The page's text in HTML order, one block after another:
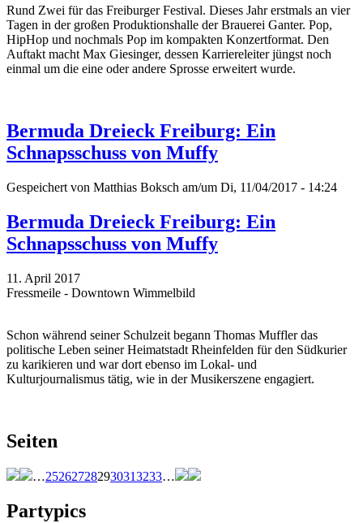
Rund Zwei für das Freiburger Festival. Dieses Jahr erstmals an vier
Tagen in der großen Produktionshalle der Brauerei Ganter. Pop,
HipHop und nochmals Pop im kompakten Konzertformat. Den
Auftakt macht Max Giesinger, dessen Karriereleiter jüngst noch
einmal um die eine oder andere Sprosse erweitert wurde.
Bermuda Dreieck Freiburg: Ein
Schnapsschuss von Muffy
Gespeichert von Matthias Boksch am/um Di, 11/04/2017 - 14:24
Bermuda Dreieck Freiburg: Ein
Schnapsschuss von Muffy
11. April 2017
Fressmeile - Downtown Wimmelbild
Schon während seiner Schulzeit begann Thomas Muffler das
politische Leben seiner Heimatstadt Rheinfelden für den Südkurier
zu karikieren und war dort ebenso im Lokal- und
Kulturjournalismus tätig, wie in der Musikerszene engagiert.
Seiten
…252627282930313233…
Partypics